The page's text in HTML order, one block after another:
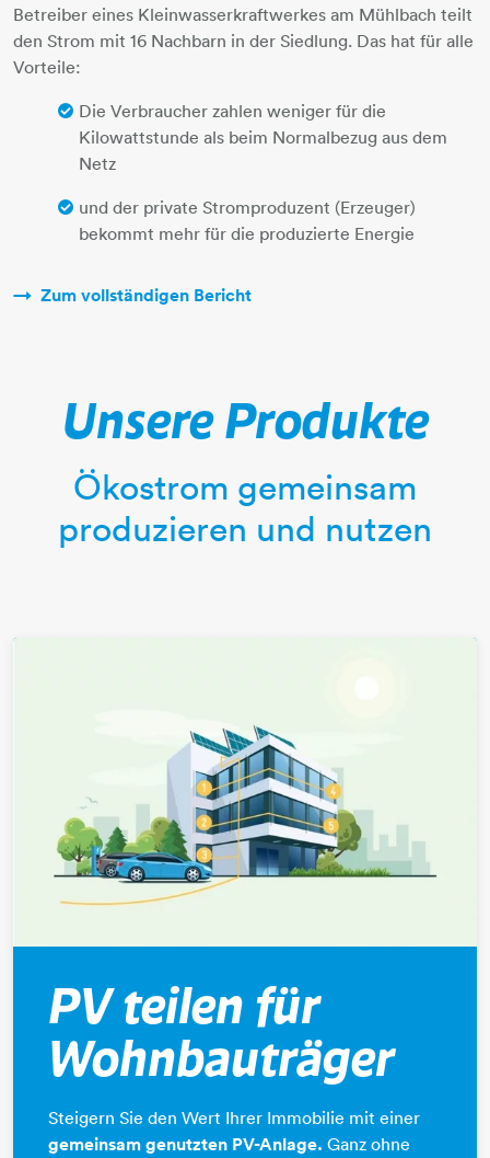
Betreiber eines Kleinwasserkraftwerkes am Mühlbach teilt
den Strom mit 16 Nachbarn in der Siedlung. Das hat für alle
Vorteile:
Die Verbraucher zahlen weniger für die
Kilowattstunde als beim Normalbezug aus dem
Netz
und der private Stromproduzent (Erzeuger)
bekommt mehr für die produzierte Energie
Zum vollständigen Bericht
Unsere Produkte
Ökostrom gemeinsam
produzieren und nutzen
PV teilen für
Wohnbauträger
Steigern Sie den Wert Ihrer Immobilie mit einer
gemeinsam genutzten PV-Anlage. Ganz ohne